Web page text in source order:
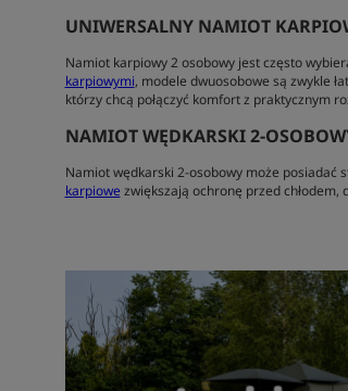
UNIWERSALNY NAMIOT
Namiot karpiowy 2 osobowy jest często
karpiowymi, modele dwuosobowe są zwykle
którzy chcą połączyć komfort z praktycznym
NAMIOT WĘDKARSKI 2-
Namiot wędkarski 2-osobowy może posiadać
karpiowe zwiększają ochronę przed chłodem,